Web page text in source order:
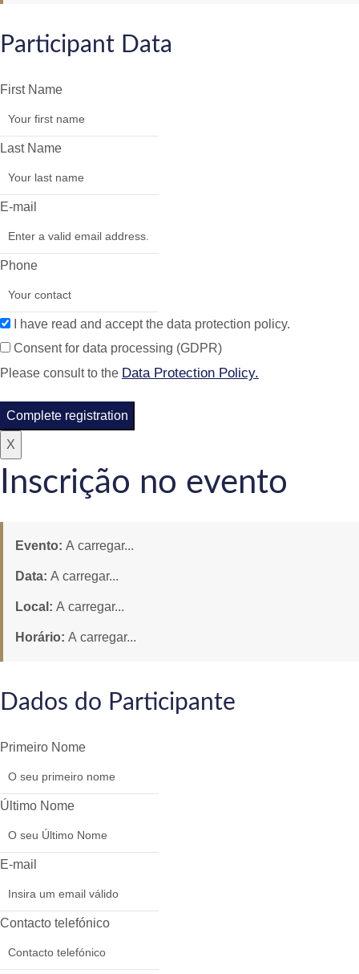
Participant Data
First Name
Last Name
E-mail
Phone
I have read and accept the data protection policy.
Consent for data processing (GDPR)
Please consult to the Data Protection Policy.
Complete registration
X
Inscrição no evento
Evento: A carregar...
Data: A carregar...
Local: A carregar...
Horário: A carregar...
Dados do Participante
Primeiro Nome
Último Nome
E-mail
Contacto telefónico